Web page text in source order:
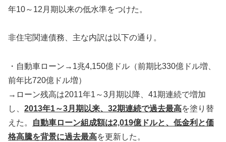
年10～12月期以来の低水準をつけた。
非住宅関連債務、主な内訳は以下の通り。
・自動車ローン→1兆4,150億ドル（前期比330億ドル増、
前年比720億ドル増）
→ローン残高は2011年1～3月期以降、41期連続で増加
し、 2013年1～3月期以来、32期連続で過去最高を塗り替
えた。
自動車ローン組成額は2,019億ドルと、低金利と価
格高騰を背景に過去最高を更新した。